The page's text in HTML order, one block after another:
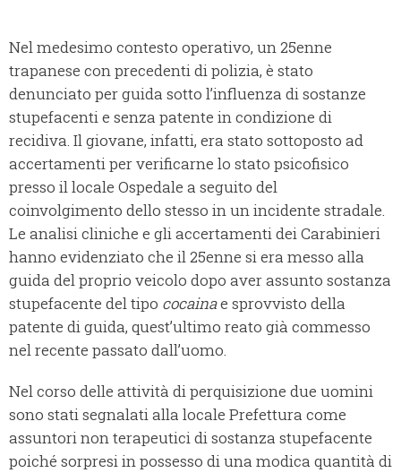
Nel medesimo contesto operativo, un 25enne
trapanese con precedenti di polizia, è stato
denunciato per guida sotto l’influenza di sostanze
stupefacenti e senza patente in condizione di
recidiva. Il giovane, infatti, era stato sottoposto ad
accertamenti per verificarne lo stato psicofisico
presso il locale Ospedale a seguito del
coinvolgimento dello stesso in un incidente stradale.
Le analisi cliniche e gli accertamenti dei Carabinieri
hanno evidenziato che il 25enne si era messo alla
guida del proprio veicolo dopo aver assunto sostanza
stupefacente del tipo cocainae sprovvisto della
patente di guida, quest’ultimo reato già commesso
nel recente passato dall’uomo.
Nel corso delle attività di perquisizione due uomini
sono stati segnalati alla locale Prefettura come
assuntori non terapeutici di sostanza stupefacente
poiché sorpresi in possesso di una modica quantità di